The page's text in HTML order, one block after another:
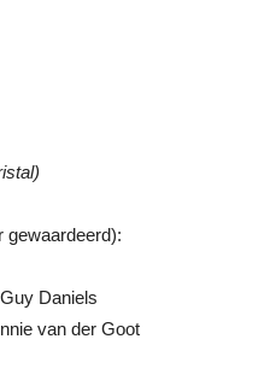
gewaardeerd):
Daniels
van der Goot